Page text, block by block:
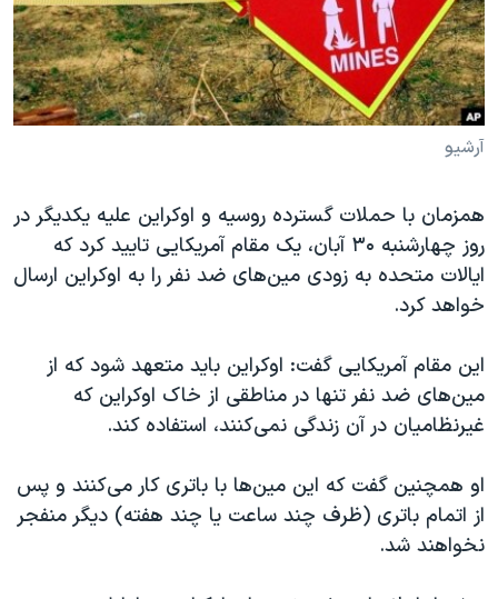
فرهنگ و زندگی
حقوق شهروندی
اقتصادی
علم و فناوری
گالری عکس
آرشیو پخش زنده
مستندها
انتخابات ریاست جمهوری آمریکا ۲۰۲۴
حمله جمهوری اسلامی به اسرائیل
رمز مهسا
اعتراضات زن، زندگی، آزادی
مجموعه مستندهای دادخواهی
تریبونال مردمی آبان ۹۸
چهل سال گروگان‌گیری
قانون شفافیت دارائی کادر رهبری ایران
اسرائیل در جنگ
نرگس محمدی برنده جایزه نوبل صلح
دنبال کنید
آرشیو
همزمان با حملات گسترده روسیه و اوکراین علیه یکدیگر در
روز چهارشنبه ۳۰ آبان، یک مقام آمریکایی تایید کرد که
ایالات متحده به زودی مین‌های ضد نفر را به اوکراین ارسال
خواهد کرد.
این مقام آمریکایی گفت: اوکراین باید متعهد شود که از
مین‌های ضد نفر تنها در مناطقی از خاک اوکراین که
غیرنظامیان در آن زندگی نمی‌کنند، استفاده کند.
او همچنین گفت که این مین‌ها با باتری کار می‌کنند و پس
از اتمام باتری (ظرف چند ساعت یا چند هفته) دیگر منفجر
نخواهند شد.